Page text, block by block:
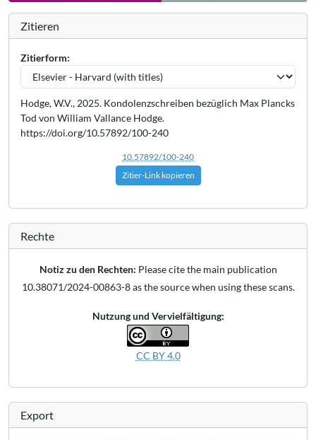
Zitieren
Zitierform:
Hodge, W.V., 2025. Kondolenzschreiben bezüglich Max Plancks
Tod von William Vallance Hodge.
https://doi.org/10.57892/100-240
10.57892/100-240
Zitier-Link kopieren
Rechte
Notiz zu den Rechten: Please cite the main publication
10.38071/2024-00863-8 as the source when using these scans.
Nutzung und Vervielfältigung:
CC BY 4.0
Export